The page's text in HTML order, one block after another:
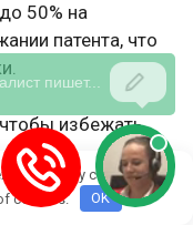
50% на
патента, что
избежать
за 6 месяцев
By continuing to
cookies.
OK